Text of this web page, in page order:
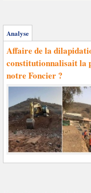
Analyse
Affaire de la
constitutionnalisait la
notre Foncier ?